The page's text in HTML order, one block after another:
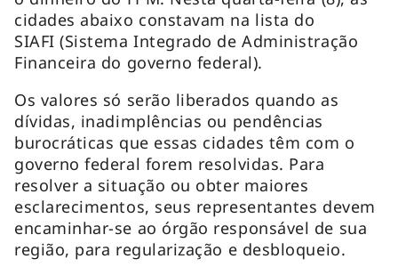
cidades abaixo constavam na lista do
SIAFI (Sistema Integrado de Administração
Financeira do governo federal).
Os valores só serão liberados quando as
dívidas, inadimplências ou pendências
burocráticas que essas cidades têm com o
governo federal forem resolvidas. Para
resolver a situação ou obter maiores
esclarecimentos, seus representantes devem
encaminhar-se ao órgão responsável de sua
região, para regularização e desbloqueio.